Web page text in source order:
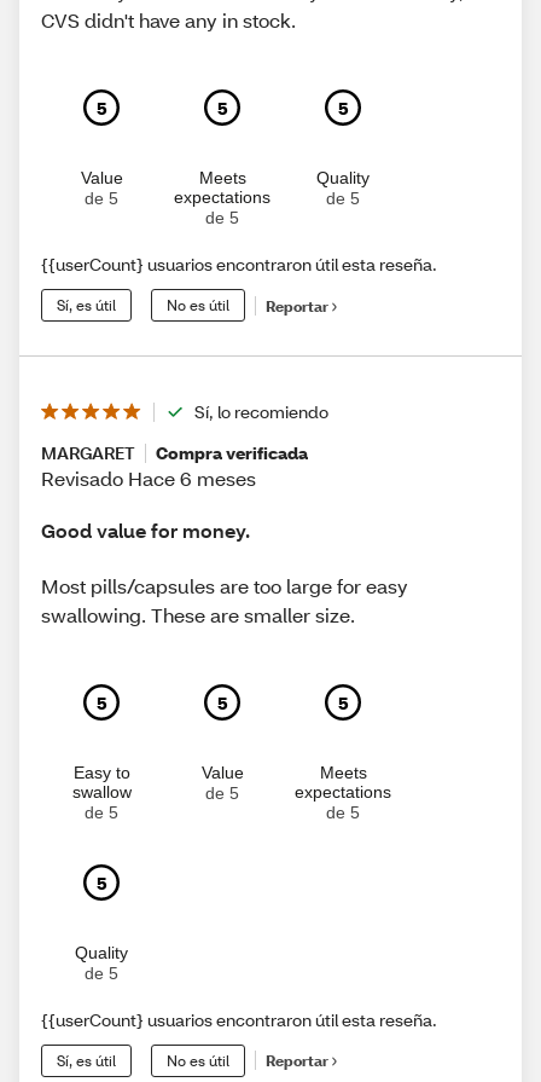
CVS didn't have any in stock.
5
Value
de 5
5
Meets
expectations
de 5
5
Quality
de 5
{{userCount} usuarios encontraron útil esta reseña.
Sí, es útil No es útil Reportar
Sí, lo recomiendo
MARGARET
Compra verificada
Revisado Hace 6 meses
Good value for money.
Most pills/capsules are too large for easy
swallowing. These are smaller size.
5
Easy to
swallow
de 5
5
Value
de 5
5
Meets
expectations
de 5
5
Quality
de 5
{{userCount} usuarios encontraron útil esta reseña.
Sí, es útil No es útil Reportar